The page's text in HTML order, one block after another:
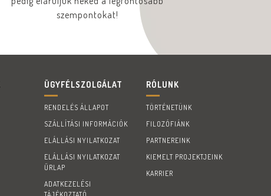
szempontokat!
ÜGYFÉLSZOLGÁLAT
RENDELÉS ÁLLAPOT
SZÁLLÍTÁSI INFORMÁCIÓK
ELÁLLÁSI NYILATKOZAT
ELÁLLÁSI NYILATKOZAT
ŰRLAP
ADATKEZELÉSI
RÓLUNK
TÖRTÉNETÜNK
FILOZÓFIÁNK
PARTNEREINK
KIEMELT PROJEKTJEINK
KARRIER